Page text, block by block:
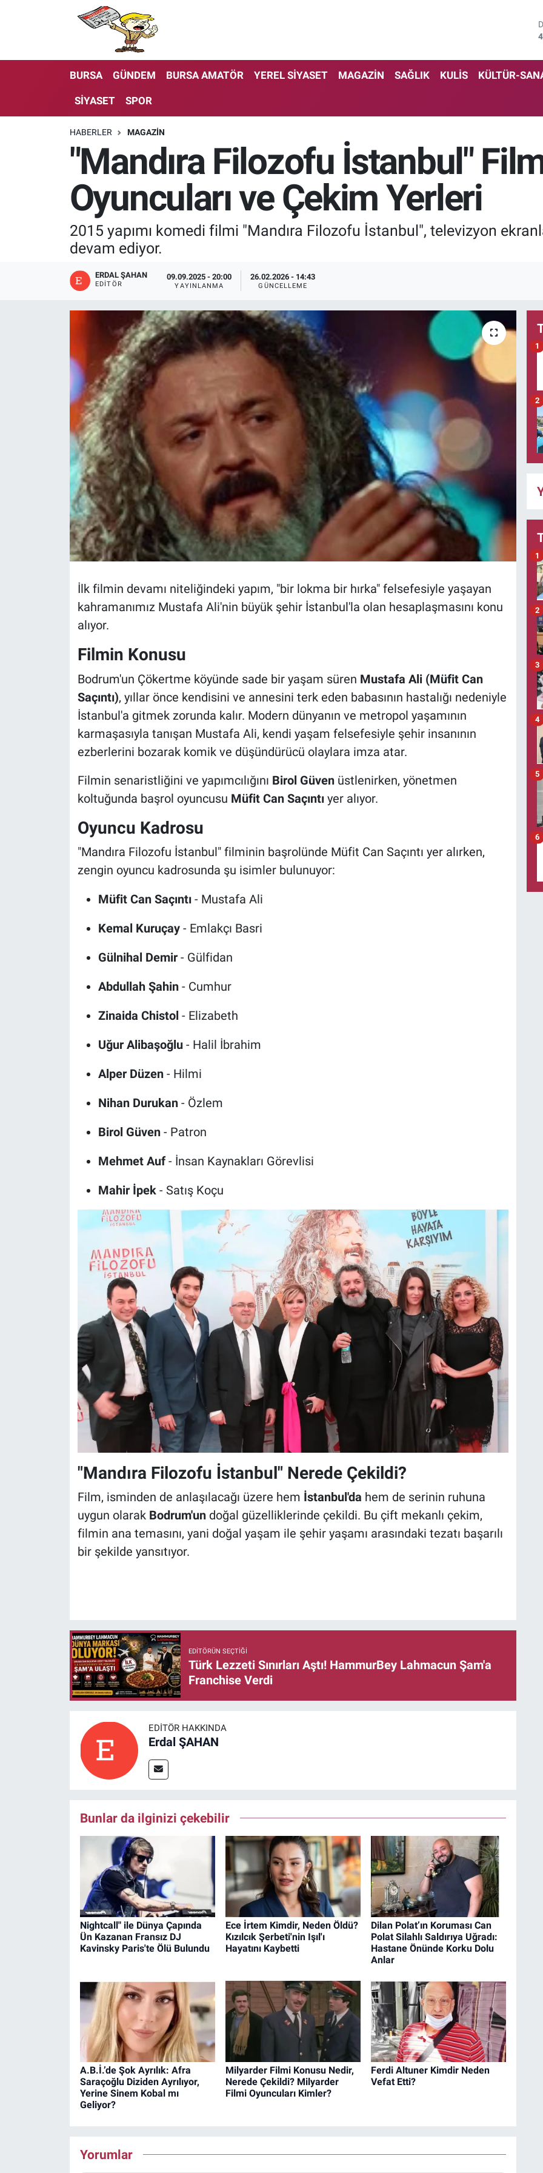
BURSA GÜNDEM BURSA AMATÖR YEREL SİYASET MAGAZİN SAĞLIK KULİS KÜLTÜR-
SİYASET SPOR
HABERLER MAGAZİN
"Mandıra Filozofu İstanbul"
Oyuncuları ve Çekim Yerleri
2015 yapımı komedi filmi "Mandıra Filozofu İstanbul", televizyon
devam ediyor.
ERDAL ŞAHAN
EDITÖR
09.09.2025 - 20:00
YAYINLANMA
26.02.2026 - 14:43
GÜNCELLEME
İlk filmin devamı niteliğindeki yapım, "bir lokma bir hırka" felsefesiyle yaşayan
kahramanımız Mustafa Ali'nin büyük şehir İstanbul'la olan hesaplaşmasını konu
alıyor.
Filmin Konusu
Bodrum'un Çökertme köyünde sade bir yaşam süren Mustafa Ali (Müfit Can
Saçıntı), yıllar önce kendisini ve annesini terk eden babasının hastalığı nedeniyle
İstanbul'a gitmek zorunda kalır. Modern dünyanın ve metropol yaşamının
karmaşasıyla tanışan Mustafa Ali, kendi yaşam felsefesiyle şehir insanının
ezberlerini bozarak komik ve düşündürücü olaylara imza atar.
Filmin senaristliğini ve yapımcılığını Birol Güvenüstlenirken, yönetmen
koltuğunda başrol oyuncusu Müfit Can Saçıntıyer alıyor.
Oyuncu Kadrosu
"Mandıra Filozofu İstanbul" filminin başrolünde Müfit Can Saçıntı yer alırken,
zengin oyuncu kadrosunda şu isimler bulunuyor:
Müfit Can Saçıntı- Mustafa Ali
Kemal Kuruçay- Emlakçı Basri
Gülnihal Demir- Gülfidan
Abdullah Şahin- Cumhur
Zinaida Chistol - Elizabeth
Uğur Alibaşoğlu- Halil İbrahim
Alper Düzen- Hilmi
Nihan Durukan- Özlem
Birol Güven- Patron
Mehmet Auf- İnsan Kaynakları Görevlisi
Mahir İpek- Satış Koçu
"Mandıra Filozofu İstanbul" Nerede Çekildi?
Film, isminden de anlaşılacağı üzere hem İstanbul'da hem de serinin ruhuna
uygun olarak Bodrum'undoğal güzelliklerinde çekildi. Bu çift mekanlı çekim,
filmin ana temasını, yani doğal yaşam ile şehir yaşamı arasındaki tezatı başarılı
bir şekilde yansıtıyor.
EDITÖRÜN SEÇTIĞI
Türk Lezzeti Sınırları Aştı! HammurBey Lahmacun Şam'a
Franchise Verdi
EDITÖR HAKKINDA
Erdal ŞAHAN
Bunlar da ilginizi çekebilir
Nightcall" ile Dünya Çapında
Ün Kazanan Fransız DJ
Kavinsky Paris'te Ölü Bulundu
Ece İrtem Kimdir, Neden Öldü?
Kızılcık Şerbeti'nin Işıl'ı
Hayatını Kaybetti
Dilan Polat’ın Koruması Can
Polat Silahlı Saldırıya Uğradı:
Hastane Önünde Korku Dolu
Anlar
A.B.İ.’de Şok Ayrılık: Afra
Saraçoğlu Diziden Ayrılıyor,
Yerine Sinem Kobal mı
Geliyor?
Milyarder Filmi Konusu Nedir,
Nerede Çekildi? Milyarder
Filmi Oyuncuları Kimler?
Ferdi Altuner Kimdir Neden
Vefat Etti?
Yorumlar
1
2
1
2
3
4
5
6